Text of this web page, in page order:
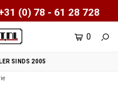
(0) 78 - 61 28 728
0
SINDS 2005